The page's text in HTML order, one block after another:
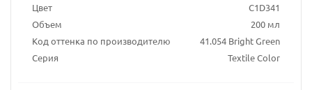
Цвет
C1D341
Объем
200 мл
Код оттенка по производителю
41.054 Bright Green
Серия
Textile Color